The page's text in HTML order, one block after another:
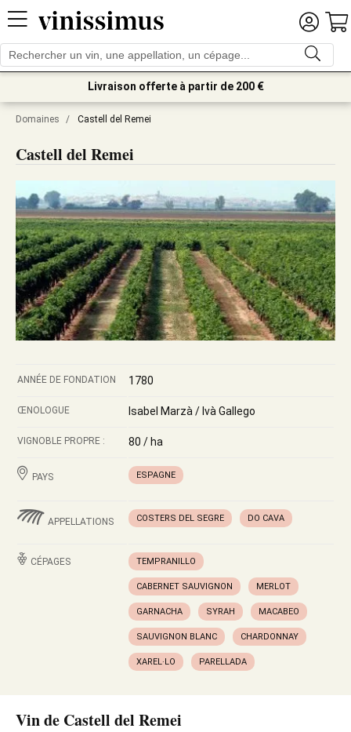
Livraison offerte à partir de 200 €
Domaines / Castell del Remei
Castell del Remei
ANNÉE DE FONDATION 1780
ŒNOLOGUE Isabel Marzà / Ivà Gallego
VIGNOBLE PROPRE : 80 / ha
PAYS ESPAGNE
APPELLATIONS COSTERS DEL SEGRE DO CAVA
CÉPAGES TEMPRANILLO
CABERNET SAUVIGNON MERLOT
GARNACHA SYRAH MACABEO
SAUVIGNON BLANC CHARDONNAY
XAREL·LO PARELLADA
Vin de Castell del Remei